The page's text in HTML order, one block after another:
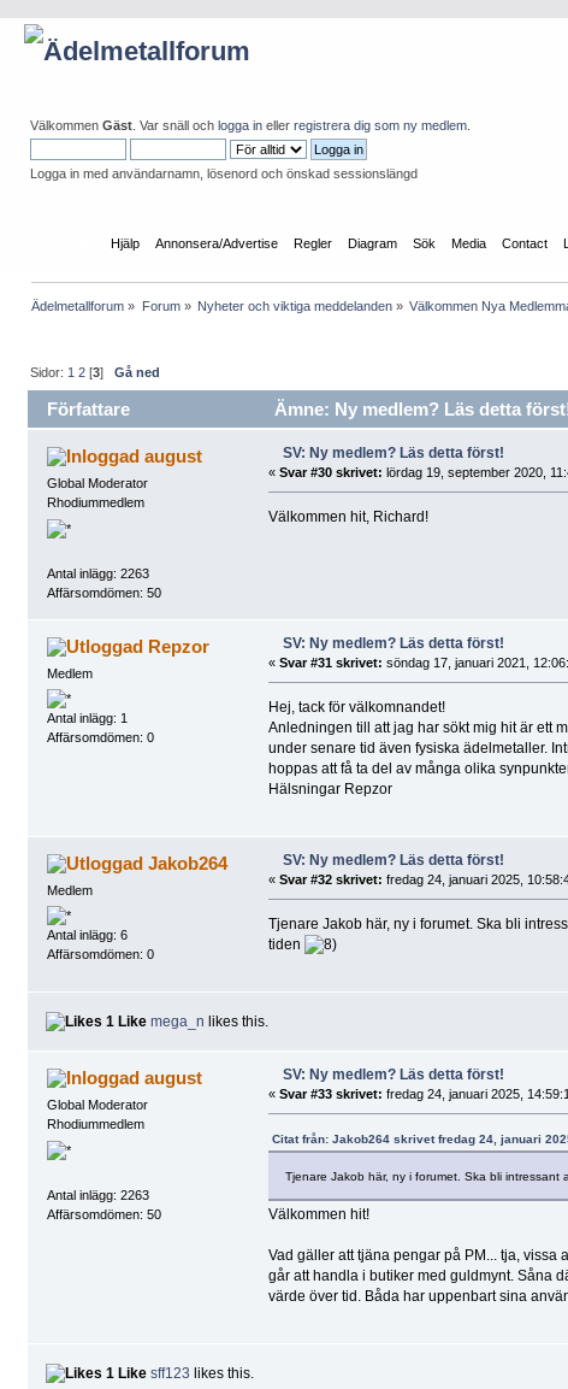
Välkommen Gäst . Var snäll och logga in eller registrera dig som ny medlem
Logga in med användarnamn, lösenord och önskad sessionslängd
Hjälp Annonsera/Advertise Regler Diagram Sök Media Contact
Ädelmetallforum » Forum» Nyheter och viktiga meddelanden» Välkommen Nya
Sidor: 1 2 [3]Gå ned
Författare Ämne: Ny medlem? Läs detta
august
Global Moderator
Rhodiummedlem
Antal inlägg: 2263
Affärsomdömen: 50
SV: Ny medlem? Läs detta först!
« Svar #30 skrivet: lördag 19, september 2020,
Välkommen hit, Richard!
Repzor
Medlem
Antal inlägg: 1
Affärsomdömen: 0
SV: Ny medlem? Läs detta först!
« Svar #31 skrivet: söndag 17, januari 2021,
Hej, tack för välkomnandet!
Anledningen till att jag har sökt mig hit är ett
under senare tid även fysiska ädelmetaller.
hoppas att få ta del av många olika
Hälsningar Repzor
Jakob264
Medlem
Antal inlägg: 6
Affärsomdömen: 0
SV: Ny medlem? Läs detta först!
« Svar #32 skrivet: fredag 24, januari 2025,
Tjenare Jakob här, ny i forumet. Ska bli
tiden
1 Like mega_n likes this.
august
Global Moderator
Rhodiummedlem
Antal inlägg: 2263
Affärsomdömen: 50
SV: Ny medlem? Läs detta först!
« Svar #33 skrivet: fredag 24, januari 2025,
Citat från: Jakob264 skrivet fredag 24, januari
Tjenare Jakob här, ny i forumet. Ska bli
Välkommen hit!
Vad gäller att tjäna pengar på PM... tja, vissa
går att handla i butiker med guldmynt. Såna
värde över tid. Båda har uppenbart sina
1 Like sff123 likes this.